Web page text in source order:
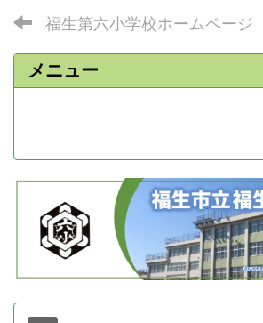
福生第六小学校ホームページ
メニュー